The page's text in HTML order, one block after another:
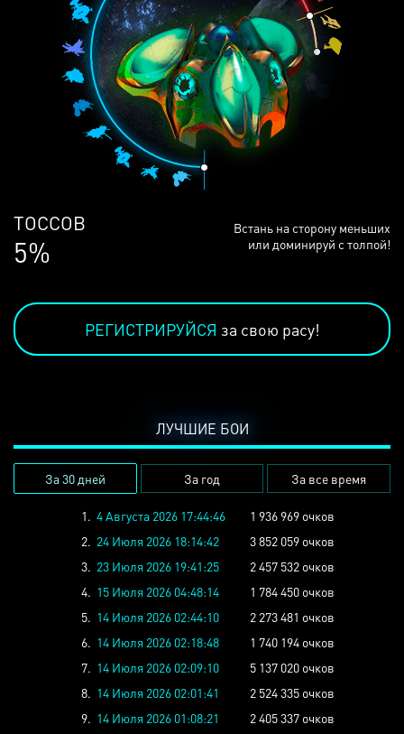
ЛЮДЕЙ
68%
Встань на сторону меньших
или доминируй с толпой!
РЕГИСТРИРУЙСЯ за свою расу!
ЛУЧШИЕ БОИ
За 30 дней За год За все время
1. 4 Августа 2026 17:44:46
1 936 969 очков
2. 24 Июля 2026 18:14:42
3 852 059 очков
3. 23 Июля 2026 19:41:25
2 457 532 очков
4. 15 Июля 2026 04:48:14
1 784 450 очков
5. 14 Июля 2026 02:44:10
2 273 481 очков
6. 14 Июля 2026 02:18:48
1 740 194 очков
7. 14 Июля 2026 02:09:10
5 137 020 очков
8. 14 Июля 2026 02:01:41
2 524 335 очков
9. 14 Июля 2026 01:08:21
2 405 337 очков